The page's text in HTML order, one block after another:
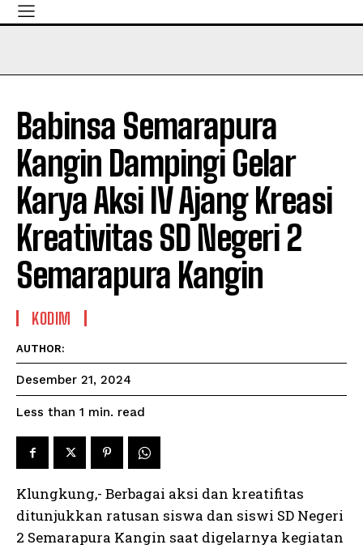
Babinsa Semarapura
Kangin Dampingi Gelar
Karya Aksi IV Ajang Kreasi
Kreativitas SD Negeri 2
Semarapura Kangin
KODIM
AUTHOR:
Desember 21, 2024
Less than 1 min. read
Klungkung,- Berbagai aksi dan kreatifitas
ditunjukkan ratusan siswa dan siswi SD Negeri
2 Semarapura Kangin saat digelarnya kegiatan